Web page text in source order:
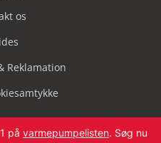
os
Reklamation
på varmepumpelisten. Søg nu